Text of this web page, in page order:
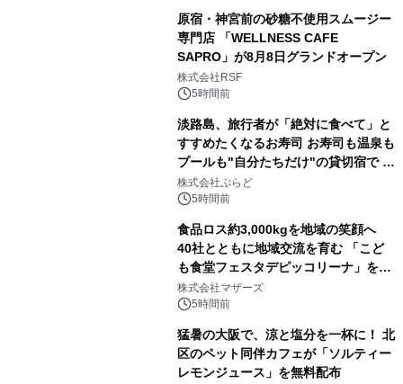
原宿・神宮前の砂糖不使用スムージー
専門店 「WELLNESS CAFE
SAPRO」が8月8日グランドオープン
株式会社RSF
5時間前
淡路島、旅行者が「絶対に食べて」と
すすめたくなるお寿司 お寿司も温泉も
プールも"自分たちだけ"の貸切宿で 1
日1組限定「岩屋温泉 絵島別庭 海と
森」の握り寿司プラン
株式会社ぷらど
5時間前
食品ロス約3,000kgを地域の笑顔へ
40社とともに地域交流を育む 「こど
も食堂フェスタデピッコリーナ」を9
月5日(土)開催
株式会社マザーズ
5時間前
猛暑の大阪で、涼と塩分を一杯に！ 北
区のペット同伴カフェが「ソルティー
レモンジュース」を無料配布